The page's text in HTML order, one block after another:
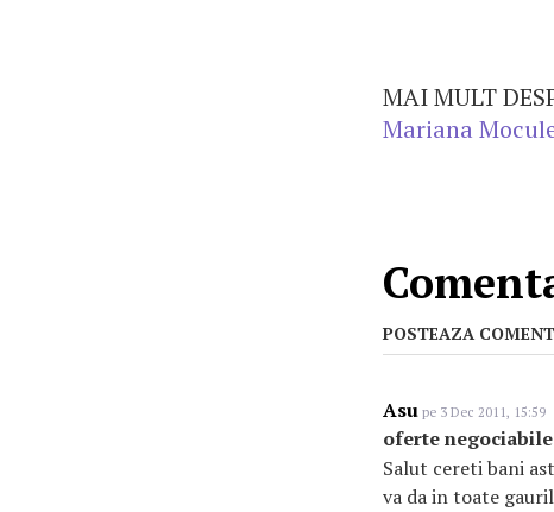
MAI MULT
Mariana
POSTEAZA
Asu pe 3 Dec 2011, 15:59
oferte negociabile
Salut cereti bani
va da in toate